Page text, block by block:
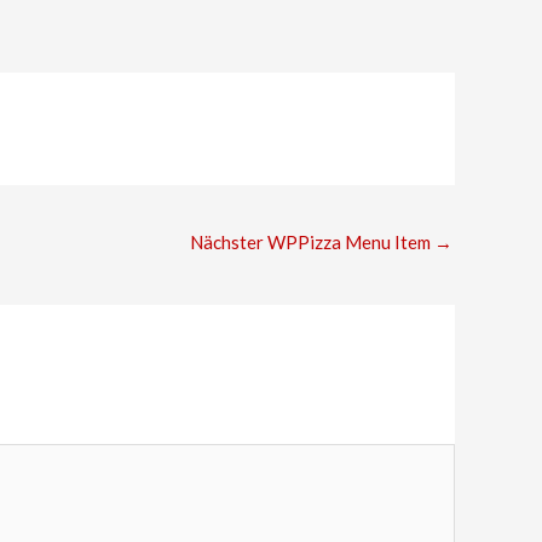
Nächster WPPizza Menu Item →